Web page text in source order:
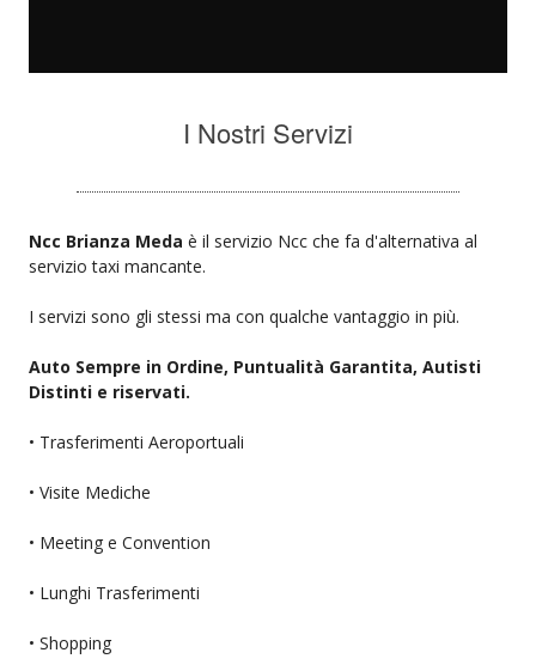
I Nostri Servizi
Ncc Brianza Meda è il servizio Ncc che fa d'alternativa al
servizio taxi mancante.
I servizi sono gli stessi ma con qualche vantaggio in più.
Auto Sempre in Ordine, Puntualità Garantita, Autisti
Distinti e riservati.
• Trasferimenti Aeroportuali
• Visite Mediche
• Meeting e Convention
• Lunghi Trasferimenti
• Shopping